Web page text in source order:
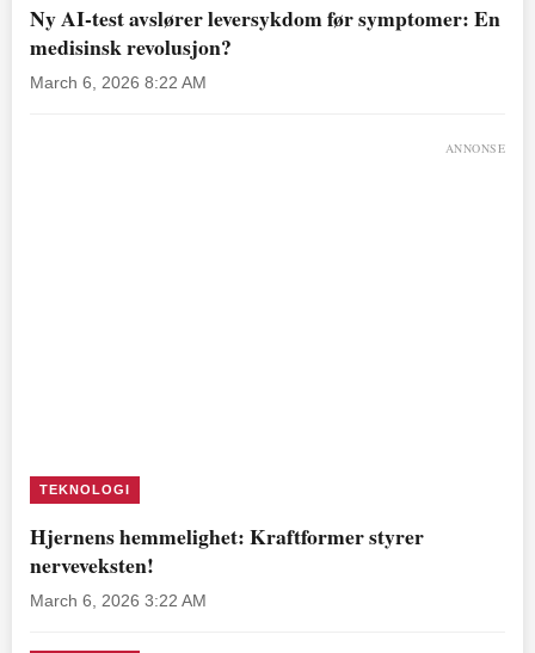
Ny AI-test avslører leversykdom før symptomer: En
medisinsk revolusjon?
March 6, 2026 8:22 AM
ANNONSE
TEKNOLOGI
Hjernens hemmelighet: Kraftformer styrer
nerveveksten!
March 6, 2026 3:22 AM